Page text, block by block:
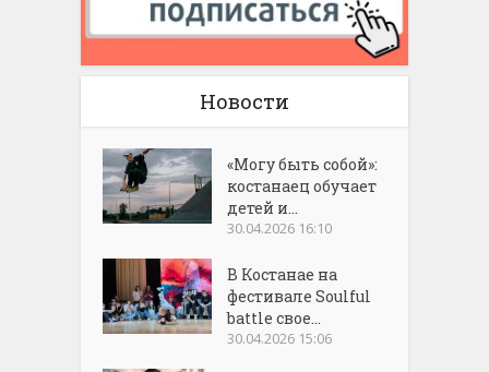
Новости
«Могу быть собой»:
костанаец обучает
детей и...
30.04.2026 16:10
В Костанае на
фестивале Soulful
battle свое...
30.04.2026 15:06